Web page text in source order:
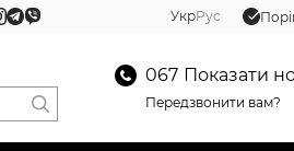
УкрРус
067 Показати
Передзвонити вам?